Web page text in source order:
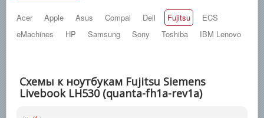
МАНУАЛЫ
СПРАВОЧНИКИ
НОВОСТИ
Acer Apple Asus Compal Dell Fujitsu
ECS
eMachines
HP Samsung Sony Toshiba IBM Lenovo
Схемы к ноутбукам Fujitsu Siemens
Livebook LH530 (quanta-fh1a-rev1a)